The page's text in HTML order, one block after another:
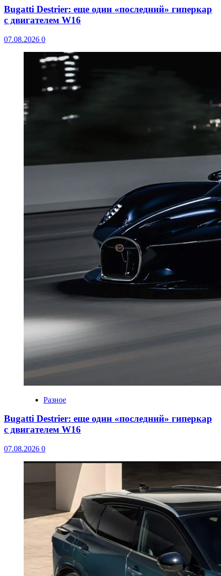
Bugatti Destrier: еще один «последний» гиперкар
с двигателем W16
07.08.2026 0
Разное
Bugatti Destrier: еще один «последний» гиперкар
с двигателем W16
07.08.2026 0